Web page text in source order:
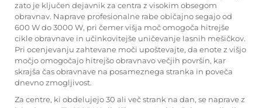
zato je ključen dejavnik za centra z visokim obsegom
obravnav. Naprave profesionalne rabe običajno segajo od
600 W do 3000 W, pri čemer višja moč omogoča hitrejše
cikle obravnave in učinkovitejše uničevanje lasnih mešičkov.
Pri ocenjevanju zahtevane moči upoštevajte, da enote z višjo
močjo omogočajo hitrejšo obravnavo večjih površin, kar
skrajša čas obravnave na posameznega stranka in poveča
dnevno zmogljivost.
Za centre, ki obdelujejo 30 ali več strank na dan, se naprave z